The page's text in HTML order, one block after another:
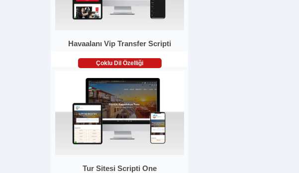
Havaalanı Vip Transfer Scripti
Çoklu Dil Özelliği
Tur Sitesi Scripti One